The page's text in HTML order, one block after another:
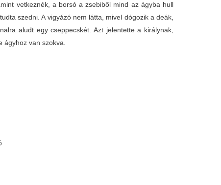
vetkeznék, a borsó a zsebiből mind az ágyba hull
szedni. A vigyázó nem látta, mivel dógozik a deák,
aludt egy cseppecskét. Azt jelentette a királynak,
van szokva.